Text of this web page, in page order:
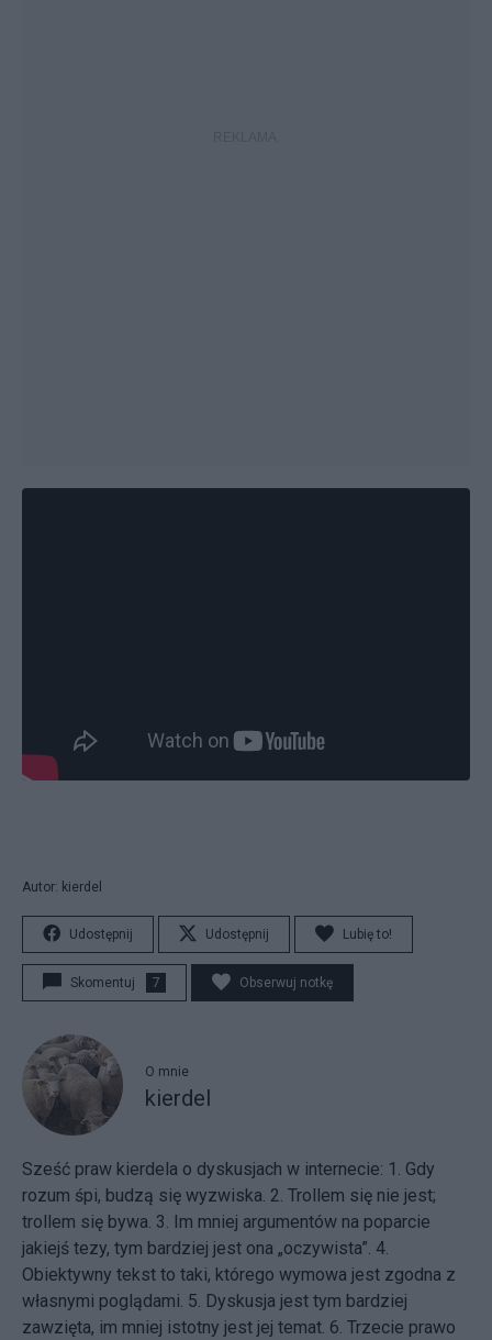
Autor: kierdel
Udostępnij Udostępnij Lubię to!
Skomentuj 7 Obserwuj notkę
O mnie
kierdel
Sześć praw kierdela o dyskusjach w internecie: 1. Gdy
rozum śpi, budzą się wyzwiska. 2. Trollem się nie jest;
trollem się bywa. 3. Im mniej argumentów na poparcie
jakiejś tezy, tym bardziej jest ona „oczywista”. 4.
Obiektywny tekst to taki, którego wymowa jest zgodna z
własnymi poglądami. 5. Dyskusja jest tym bardziej
zawzięta, im mniej istotny jest jej temat. 6. Trzecie prawo